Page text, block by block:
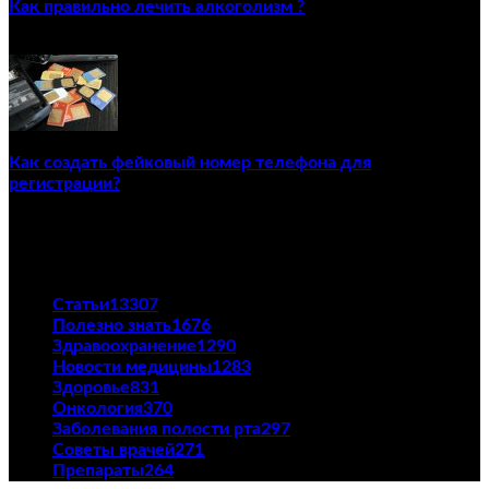
Как правильно лечить алкоголизм ?
Как создать фейковый номер телефона для
регистрации?
Статьи13307
Полезно знать1676
Здравоохранение1290
Новости медицины1283
Здоровье831
Онкология370
Заболевания полости рта297
Советы врачей271
Препараты264